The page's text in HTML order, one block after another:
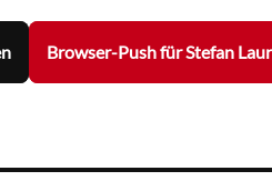
Browser-Push für Stefan